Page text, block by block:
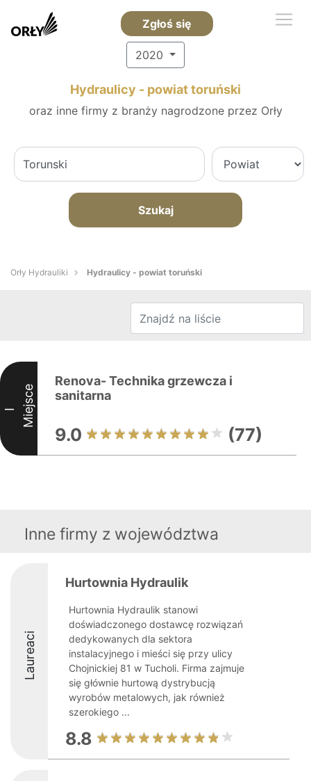
Zgłoś się
2020
Hydraulicy - powiat toruński
oraz inne firmy z branży nagrodzone przez Orły
Szukaj
Orły Hydrauliki Hydraulicy - powiat toruński
I Miejsce
Renova- Technika grzewcza i
sanitarna
9.0 (77)
Inne firmy z województwa
Laureaci
Hurtownia Hydraulik
Hurtownia Hydraulik stanowi
doświadczonego dostawcę rozwiązań
dedykowanych dla sektora
instalacyjnego i mieści się przy ulicy
Chojnickiej 81 w Tucholi. Firma zajmuje
się głównie hurtową dystrybucją
wyrobów metalowych, jak również
szerokiego ...
8.8